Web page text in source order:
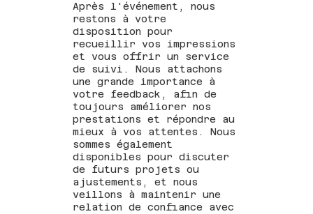
Après l'événement, nous
restons à votre
disposition pour
recueillir vos impressions
et vous offrir un service
de suivi. Nous attachons
une grande importance à
votre feedback, afin de
toujours améliorer nos
prestations et répondre au
mieux à vos attentes. Nous
sommes également
disponibles pour discuter
de futurs projets ou
ajustements, et nous
veillons à maintenir une
relation de confiance avec